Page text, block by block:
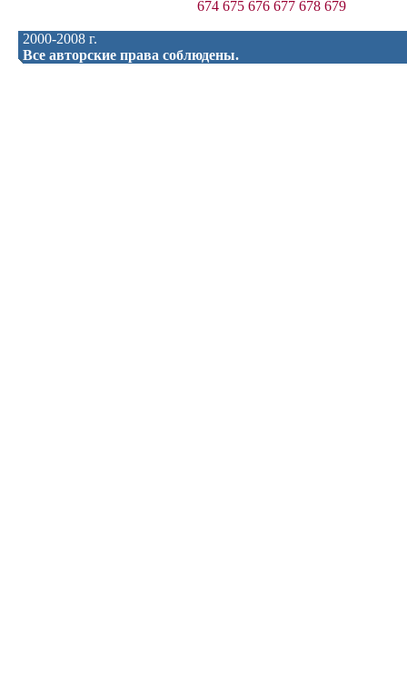
674 675 676 677 678 679
2000-2008 г.
Все авторские права соблюдены.